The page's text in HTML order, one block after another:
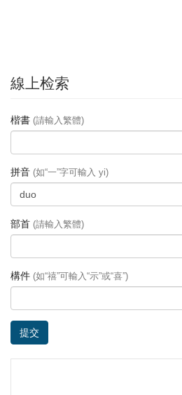
線上检索
楷書 (請輸入繁體)
拼音 (如“一”字可輸入 yi)
部首 (請輸入繁體)
構件 (如“禧”可輸入“示”或“喜”)
提交